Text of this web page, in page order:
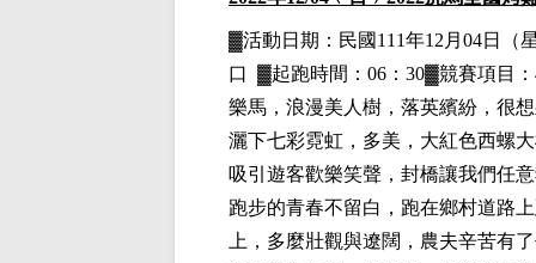
▓活動日期： 民國111年12月04日
（
口 ▓起跑時間：06：30▓競賽項目
樂馬，浪漫美人樹，落英繽紛，很
灑下七彩霓虹，多美，大紅色西螺
吸引遊客歡樂笑聲，封橋讓我們任
跑步的青春不留白，跑在鄉村道路
上，多麼壯觀與遼闊，農夫辛苦有